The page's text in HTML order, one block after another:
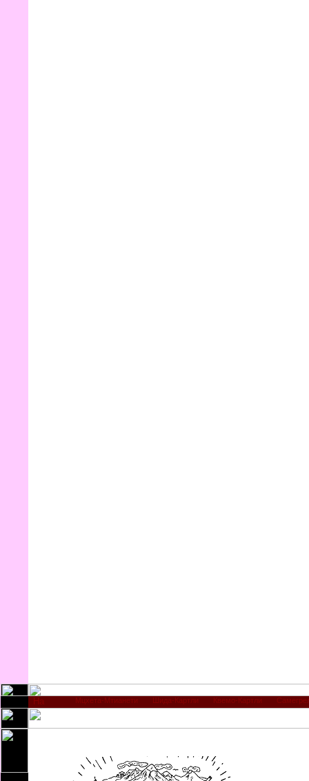
Мцхета-Мтианети Шида-Картли Квемо-Картли